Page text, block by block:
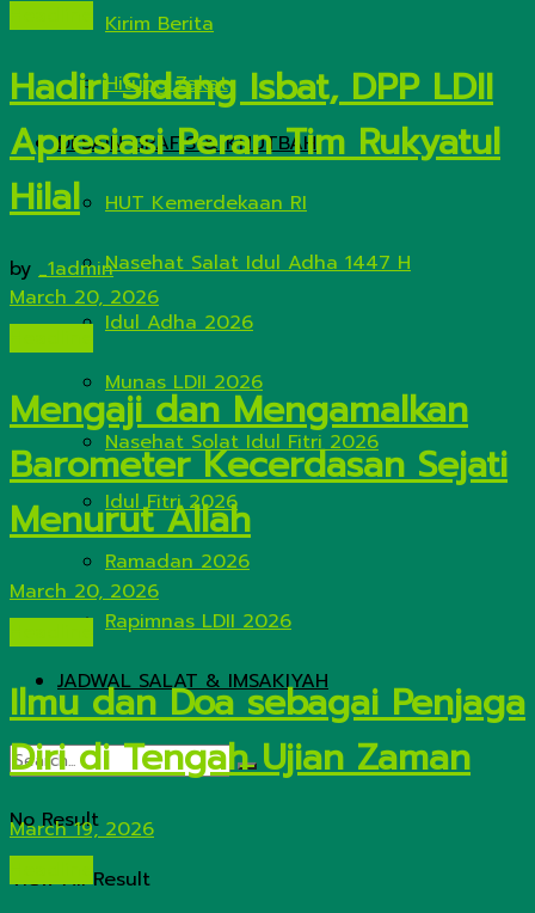
Kirim Berita
Hitung Zakat
DESAIN GRAFIS & KHUTBAH
HUT Kemerdekaan RI
Nasehat Salat Idul Adha 1447 H
Idul Adha 2026
Munas LDII 2026
Nasehat Solat Idul Fitri 2026
Idul Fitri 2026
Ramadan 2026
Rapimnas LDII 2026
JADWAL SALAT & IMSAKIYAH
No Result
View All Result
Hadiri Sidang Isbat, DPP LDII
Apresiasi Peran Tim Rukyatul
Hilal
by _1admin
March 20, 2026
Mengaji dan Mengamalkan
Barometer Kecerdasan Sejati
Menurut Allah
March 20, 2026
Ilmu dan Doa sebagai Penjaga
Diri di Tengah Ujian Zaman
March 19, 2026